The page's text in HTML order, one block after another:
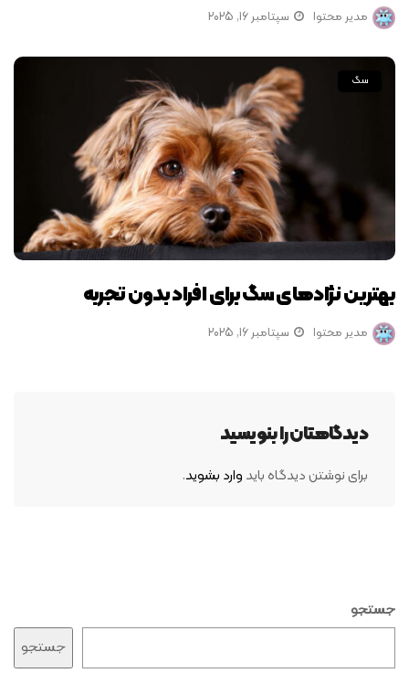
مدیر محتوا سپتامبر 16, 2025
سگ
بهترین نژادهای سگ برای افراد بدون تجربه
مدیر محتوا سپتامبر 16, 2025
دیدگاهتان را بنویسید
برای نوشتن دیدگاه باید وارد بشوید.
جستجو
جستجو